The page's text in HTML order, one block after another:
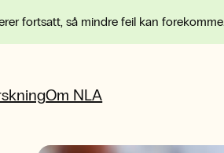
fortsatt, så mindre feil kan
Om NLA